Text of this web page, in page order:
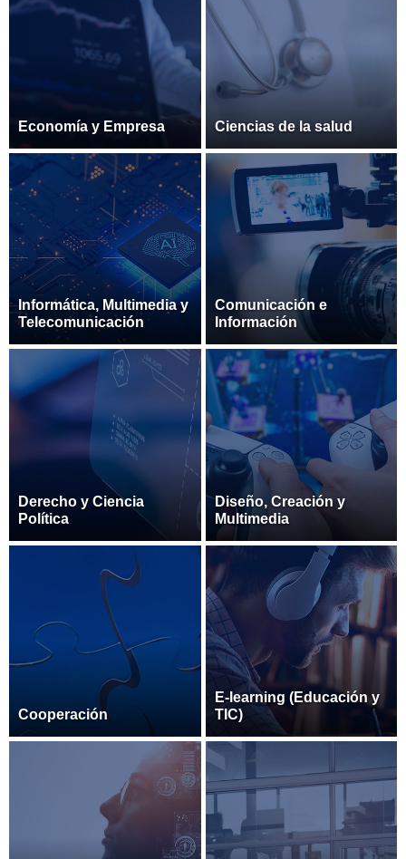
Economía y Empresa Ciencias de la salud
Informática, Multimedia y
Telecomunicación
Comunicación e
Información
Derecho y Ciencia
Política
Diseño, Creación y
Multimedia
Cooperación
E-learning (Educación y
TIC)